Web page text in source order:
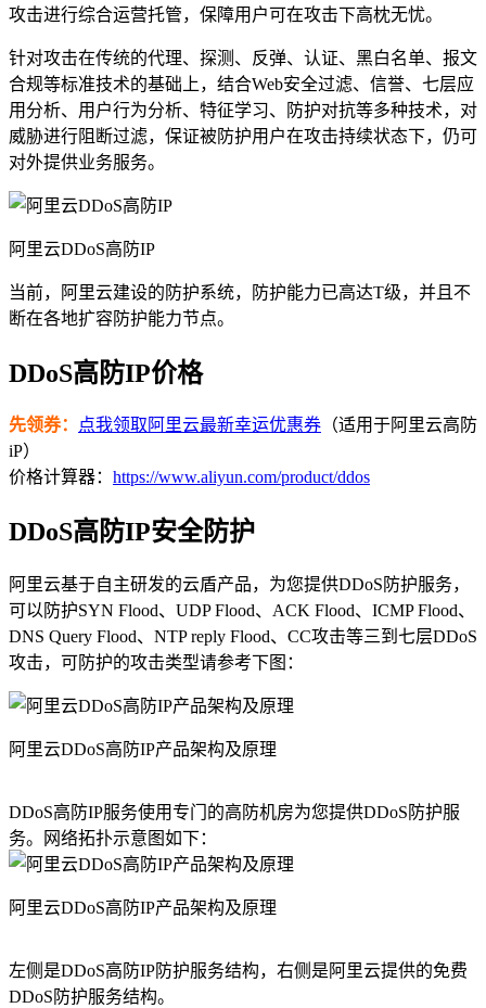
攻击进行综合运营托管，保障用户可在攻击下高枕无忧。
针对攻击在传统的代理、探测、反弹、认证、黑白名单、报文
合规等标准技术的基础上，结合Web安全过滤、信誉、七层应
用分析、用户行为分析、特征学习、防护对抗等多种技术，对
威胁进行阻断过滤，保证被防护用户在攻击持续状态下，仍可
对外提供业务服务。
阿里云DDoS高防IP
当前，阿里云建设的防护系统，防护能力已高达T级，并且不
断在各地扩容防护能力节点。
DDoS高防IP价格
先领券： 点我领取阿里云最新幸运优惠券 （适用于阿里云高防
iP）
价格计算器： https://www.aliyun.com/product/ddos
DDoS高防IP安全防护
阿里云基于自主研发的云盾产品，为您提供DDoS防护服务，
可以防护SYN Flood、UDP Flood、ACK Flood、ICMP Flood、
DNS Query Flood、NTP reply Flood、CC攻击等三到七层DDoS
攻击，可防护的攻击类型请参考下图：
阿里云DDoS高防IP产品架构及原理
DDoS高防IP服务使用专门的高防机房为您提供DDoS防护服
务。网络拓扑示意图如下：
阿里云DDoS高防IP产品架构及原理
左侧是DDoS高防IP防护服务结构，右侧是阿里云提供的免费
DDoS防护服务结构。